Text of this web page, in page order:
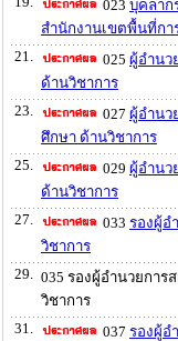
023 บุคลาก
สำนักงานเขตพื้นที่ก
21.
025 ผู้อำนว
ด้านวิชาการ
23.
027 ผู้อำนว
ศึกษา ด้านวิชาการ
25.
029 ผู้อำนว
ด้านวิชาการ
27.
033 รองผู้อ
วิชาการ
29.
035 รองผู้อำนวยกา
วิชาการ
31.
037 รองผู้อ